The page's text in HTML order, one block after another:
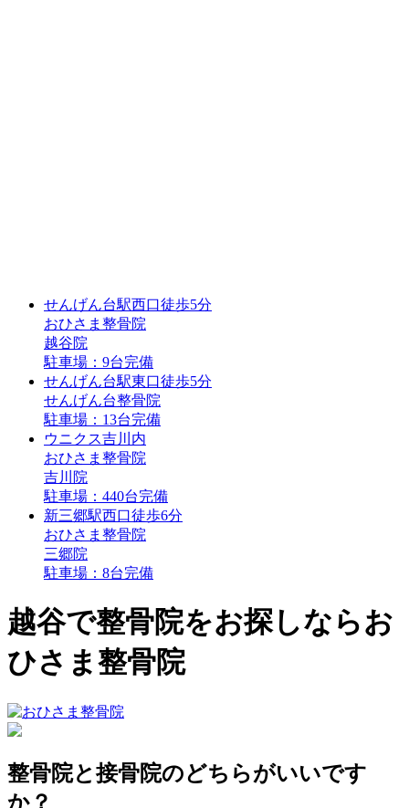
せんげん台駅西口徒歩5分
おひさま整骨院
越谷院
駐車場：9台完備
せんげん台駅東口徒歩5分
せんげん台整骨院
駐車場：13台完備
ウニクス吉川内
おひさま整骨院
吉川院
駐車場：440台完備
新三郷駅西口徒歩6分
おひさま整骨院
三郷院
駐車場：8台完備
越谷で整骨院をお探しならお
ひさま整骨院
整骨院と接骨院のどちらがいいです
か？